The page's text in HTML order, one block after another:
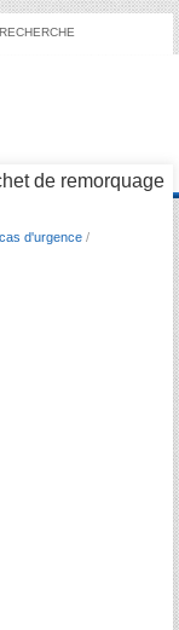
RECHERCHE
de remorquage
d'urgence /